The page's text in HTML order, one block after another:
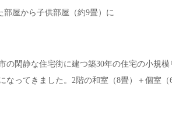
部屋から子供部屋（約9畳）に
の閑静な住宅街に建つ築30年の住宅の小規
なってきました。2階の和室（8畳）＋個室